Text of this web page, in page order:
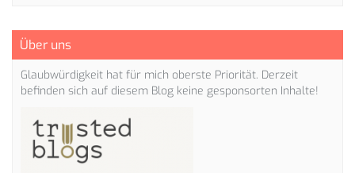
Über uns
Glaubwürdigkeit hat für mich oberste Priorität. Derzeit
befinden sich auf diesem Blog keine gesponsorten Inhalte!